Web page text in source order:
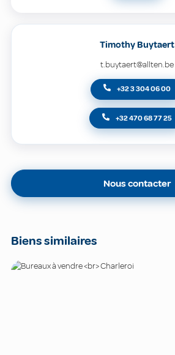
Timothy Buytaert
t.buytaert@allten.be
+32 3 304 06 00
+32 470 68 77 25
Nous contacter
Biens similaires